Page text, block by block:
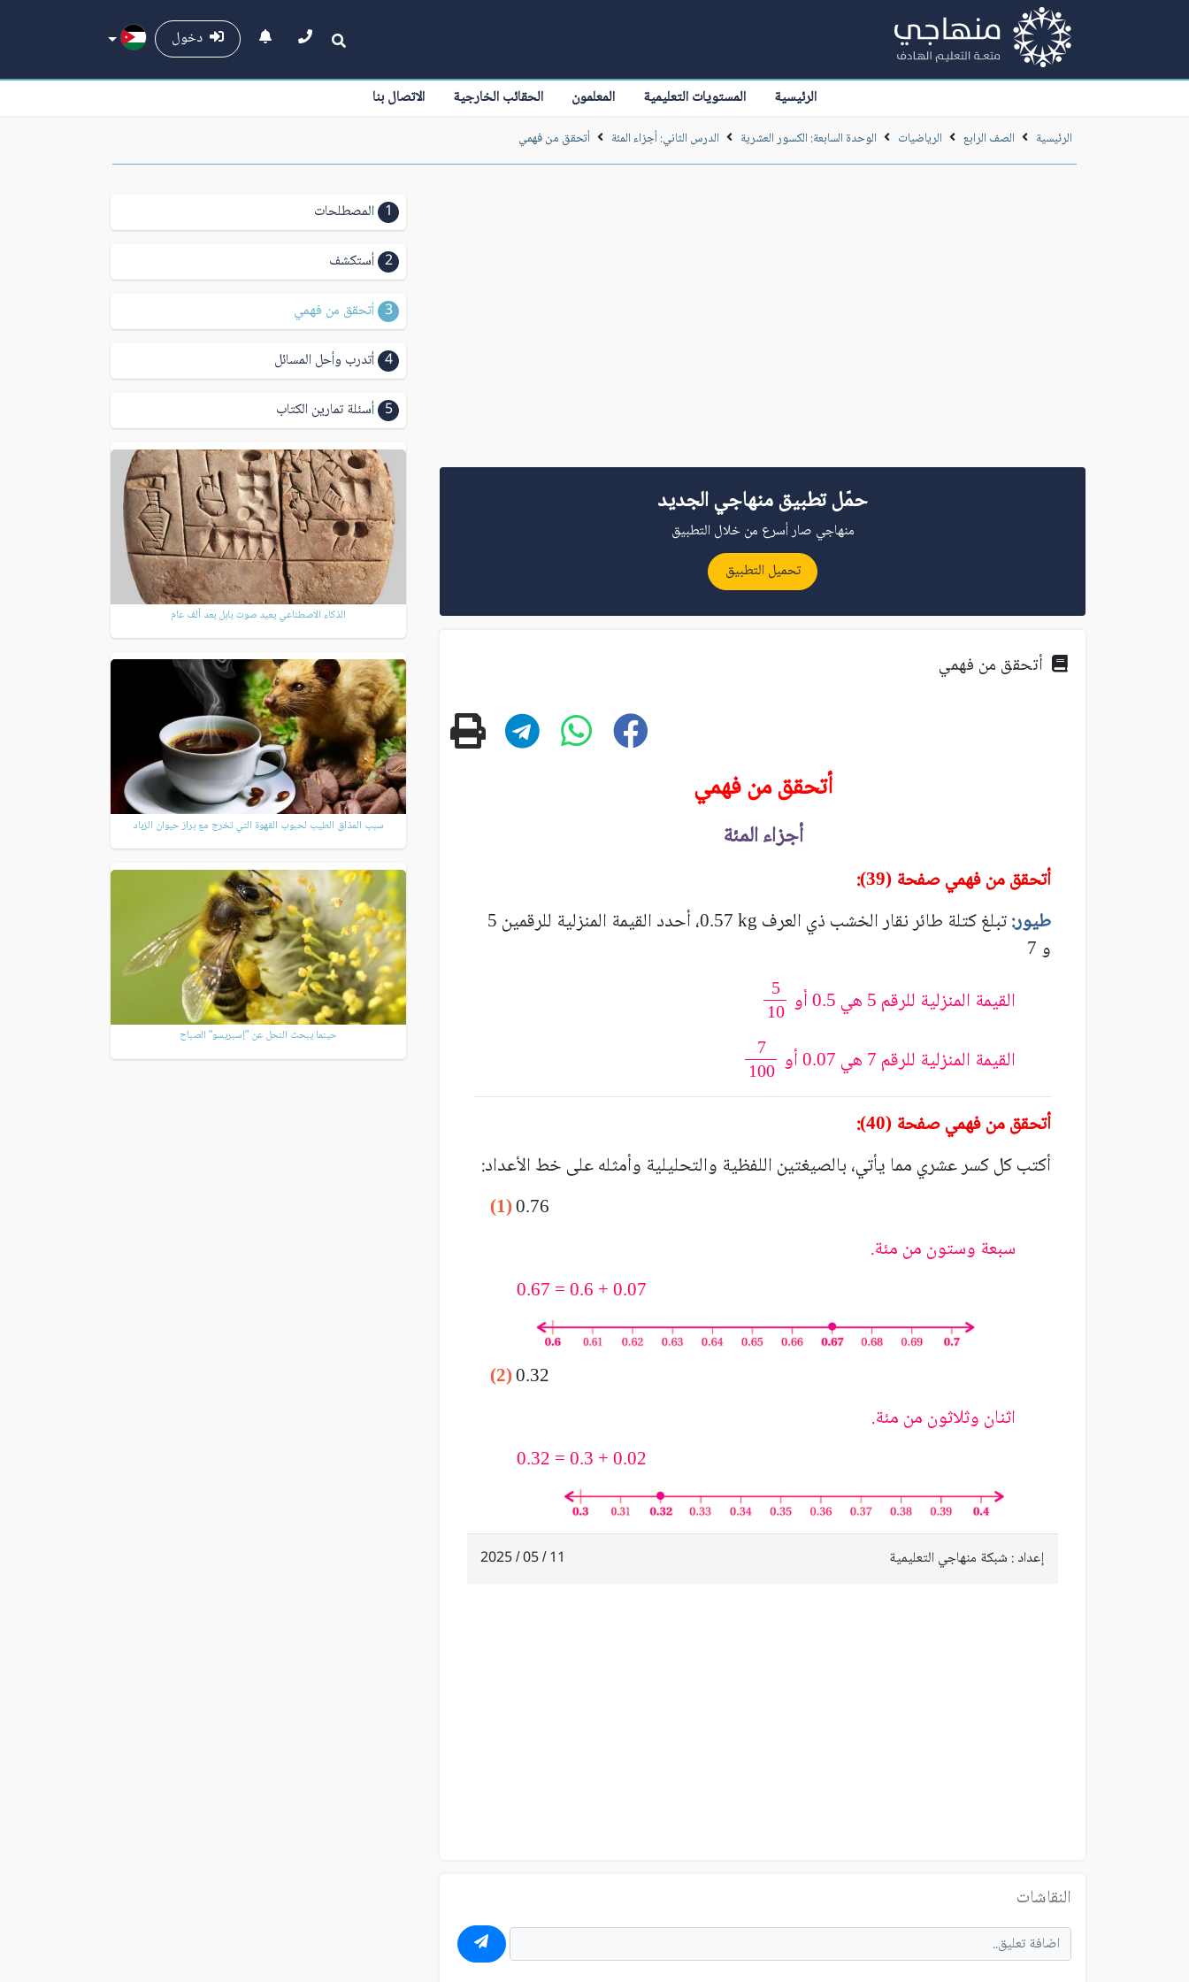
دخول
الرئيسية المستويات التعليمية المعلمون الحقائب الخارجية الاتصال بنا
الرئيسية الصف الرابع الرياضيات الوحدة السابعة: الكسور العشرية الدرس الثاني: أجزاء المئة أتحقق من فهمي
حمّل تطبيق منهاجي الجديد
منهاجي صار أسرع من خلال التطبيق
تحميل التطبيق
أتحقق من فهمي
أتحقق من فهمي
أجزاء المئة
أتحقق من فهمي صفحة (39
):
طيور:تبلغ كتلة طائر نقار الخشب ذي العرف 0.57 kg، أحدد القيمة المنزلية للرقمين 5
و 7
القيمة المنزلية للرقم 5 هي 0.5 أو
القيمة المنزلية للرقم 7 هي 0.07 أو
أتحقق من فهمي صفحة (40
):
أكتب كل كسر عشري مما يأتي، بالصيغتين اللفظية والتحليلية وأمثله على خط الأعداد:
(1) 0.76
سبعة وستون من مئة.
0.67 = 0.6 + 0.07
(2) 0.32
اثنان وثلاثون من مئة.
0.32 = 0.3 + 0.02
إعداد : شبكة منهاجي التعليمية 11 / 05 / 2025
النقاشات
1 المصطلحات
2 أستكشف
3 أتحقق من فهمي
4 أتدرب وأحل المسائل
5 أسئلة تمارين الكتاب
الذكاء الاصطناعي يعيد صوت بابل بعد ألف عام
سبب المذاق الطيب لحبوب القهوة التي تخرج مع براز حيوان الزباد
حينما يبحث النحل عن "إسبريسو" الصباح